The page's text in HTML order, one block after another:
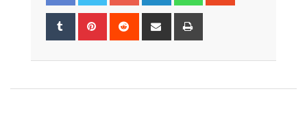
Tumblr Pinterest Reddit
Share